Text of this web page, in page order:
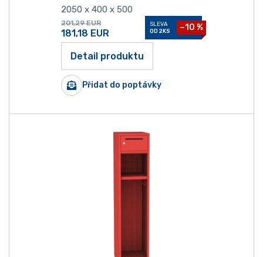
2050 x 400 x 500
201,29 EUR
181,18 EUR
SLEVA
OD 2KS
−10 %
Detail produktu
Přidat do poptávky